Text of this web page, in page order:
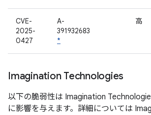
CVE-
2025-
0427
A-
391932683
*
高
Imagination Technologies
以下の脆弱性は Imagination
に影響を与えます。詳細については